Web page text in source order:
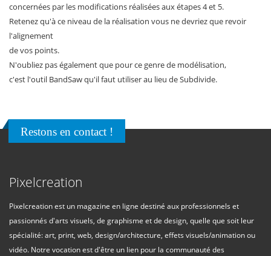
concernées par les modifications réalisées aux étapes 4 et 5.
Retenez qu'à ce niveau de la réalisation vous ne devriez que revoir
l'alignement
de vos points.
N'oubliez pas également que pour ce genre de modélisation,
c'est l'outil BandSaw qu'il faut utiliser au lieu de Subdivide.
Restons en contact !
Pixelcreation
Pixelcreation est un magazine en ligne destiné aux professionnels et
passionnés d'arts visuels, de graphisme et de design, quelle que soit leur
spécialité: art, print, web, design/architecture, effets visuels/animation ou
vidéo. Notre vocation est d'être un lien pour la communauté des